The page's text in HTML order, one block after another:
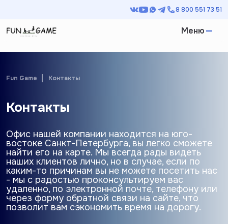
8 800 551 73 51
Меню
Fun Game Контакты
Контакты
Офис нашей компании находится на юго-
востоке Санкт-Петербурга, вы легко сможете
найти его на карте. Мы всегда рады видеть
наших клиентов лично, но в случае, если по
каким-то причинам вы не можете посетить нас
- мы с радостью проконсультируем вас
удаленно, по электронной почте, телефону или
через форму обратной связи на сайте, что
позволит вам сэкономить время на дорогу.